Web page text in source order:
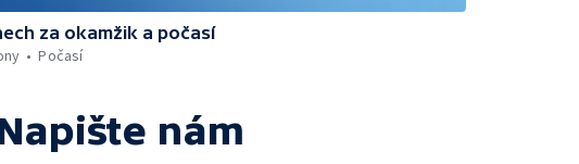
za okamžik a počasí
Počasí
nám